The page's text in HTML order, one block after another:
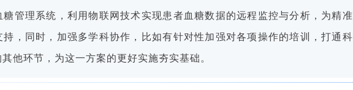
糖管理系统，利用物联网技术实现患者血糖数据的远程监控与分析，为精准
持，同时，加强多学科协作，比如有针对性加强对各项操作的培训，打通科
他环节，为这一方案的更好实施夯实基础。